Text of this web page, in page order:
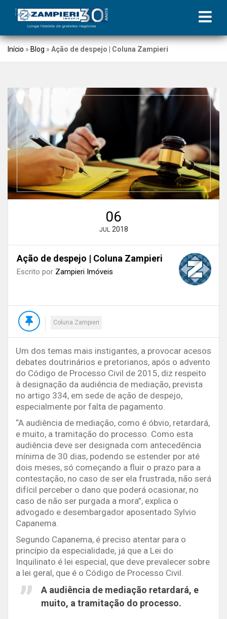
Início » Blog » Ação de despejo | Coluna Zampieri
06
JUL 2018
Ação de despejo | Coluna Zampieri
Escrito por Zampieri Imóveis
Coluna Zampieri
Um dos temas mais instigantes, a provocar acesos
debates doutrinários e pretorianos, após o advento
do Código de Processo Civil de 2015, diz respeito
à designação da audiência de mediação, prevista
no artigo 334, em sede de ação de despejo,
especialmente por falta de pagamento.
“A audiência de mediação, como é óbvio, retardará,
e muito, a tramitação do processo. Como esta
audiência deve ser designada com antecedência
mínima de 30 dias, podendo se estender por até
dois meses, só começando a fluir o prazo para a
contestação, no caso de ser ela frustrada, não será
difícil perceber o dano que poderá ocasionar, no
caso de não ser purgada a mora”, explica o
advogado e desembargador aposentado Sylvio
Capanema.
Segundo Capanema, é preciso atentar para o
princípio da especialidade, já que a Lei do
Inquilinato é lei especial, que deve prevalecer sobre
a lei geral, que é o Código de Processo Civil.
A audiência de mediação retardará, e
muito, a tramitação do processo.